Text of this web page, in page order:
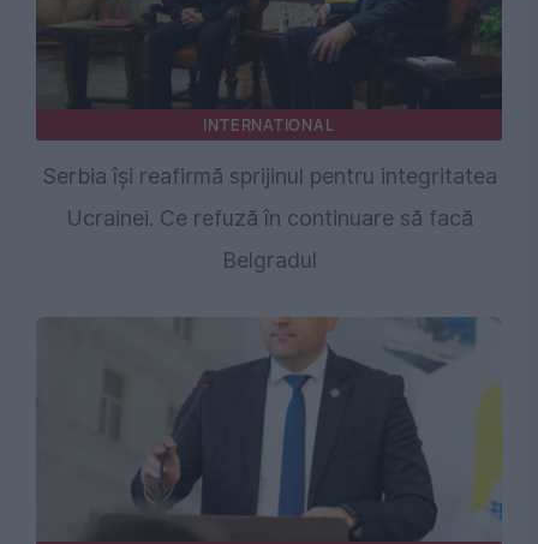
INTERNATIONAL
Serbia își reafirmă sprijinul pentru integritatea
Ucrainei. Ce refuză în continuare să facă
Belgradul